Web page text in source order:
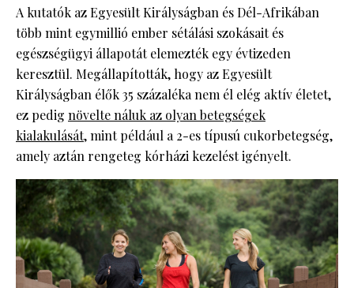
A kutatók az Egyesült Királyságban és Dél-Afrikában
több mint egymillió ember sétálási szokásait és
egészségügyi állapotát elemezték egy évtizeden
keresztül. Megállapították, hogy az Egyesült
Királyságban élők 35 százaléka nem él elég aktív életet,
ez pedig növelte náluk az olyan betegségek
kialakulását, mint például a 2-es típusú cukorbetegség,
amely aztán rengeteg kórházi kezelést igényelt.